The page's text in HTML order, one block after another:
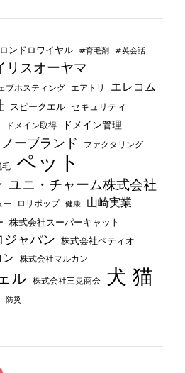
ンドロワイヤル #育毛剤 #英会話
リスオーヤマ
ブホスティング エアトリ エレコム
スピークエル セキュリティ
ドメイン取得 ドメイン管理
ノーブランド ファクタリング
毛 ペット
ユニ・チャーム株式会社
ー ロリポップ 健康 山崎実業
株式会社スーパーキャット
ャパン 株式会社ペティオ
株式会社マルカン
ル 株式会社三晃商会 犬 猫
防災